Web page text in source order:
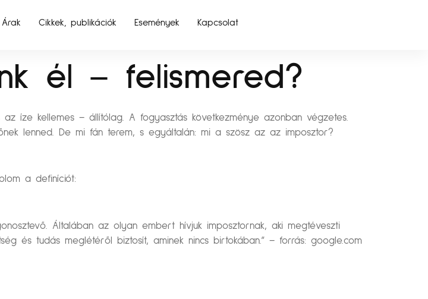
Árak Cikkek, publikációk Események Kapcsolat
él – felismered?
íze kellemes – állítólag. A fogyasztás következménye azonban végzetes.
lenned. De mi fán terem, s egyáltalán: mi a szösz az az imposztor?
a definíciót:
Általában az olyan embert hívjuk imposztornak, aki megtéveszti
és tudás meglétéről biztosít, aminek nincs birtokában.” – forrás: google.com